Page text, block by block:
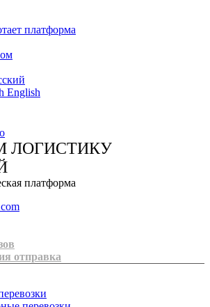
платформа
English
ЛОГИСТИКУ
платформа
отправка